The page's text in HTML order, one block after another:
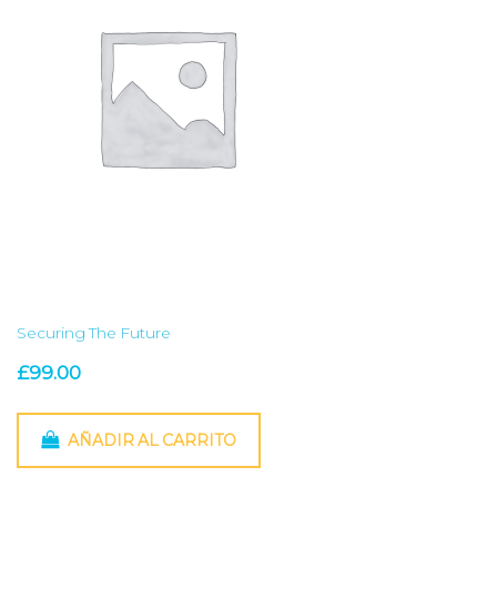
Securing The Future
£99.00
AÑADIR AL CARRITO